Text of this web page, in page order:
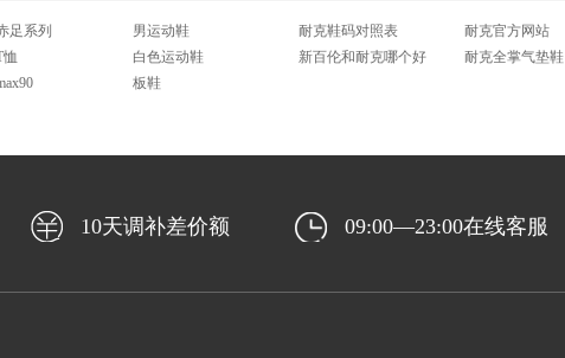
足系列 男运动鞋 耐克鞋码对照表 耐克官方网站
恤 白色运动鞋 新百伦和耐克哪个好 耐克全掌气垫鞋
板鞋
10天调补差价额 09:00—23:00在线客服